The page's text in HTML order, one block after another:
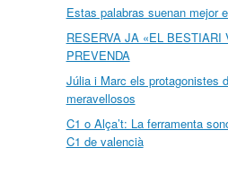
Estas palabras suenan mejor
RESERVA JA «EL BESTIARI
PREVENDA
Júlia i Marc els protagonistes
meravellosos
C1 o Alça’t: La ferramenta
C1 de valencià